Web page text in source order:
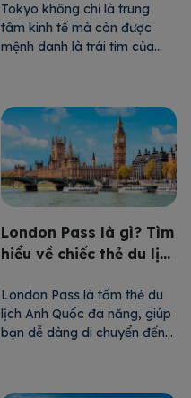
Tokyo không chỉ là trung
tâm kinh tế mà còn được
mệnh danh là trái tim của
thống với phong cách sống
hiện đại của người Nhật. Hãy
cùng 24HVISA khám phá
những địa điểm thú vị của
thành phố này nhé. Chợ cá
[…]
London Pass là gì? Tìm
hiểu về chiếc thẻ du lịch
London Pass là tấm thẻ du
lịch Anh Quốc đa năng, giúp
bạn dễ dàng di chuyển đến
lý, tiết kiệm chi phí tối đa.